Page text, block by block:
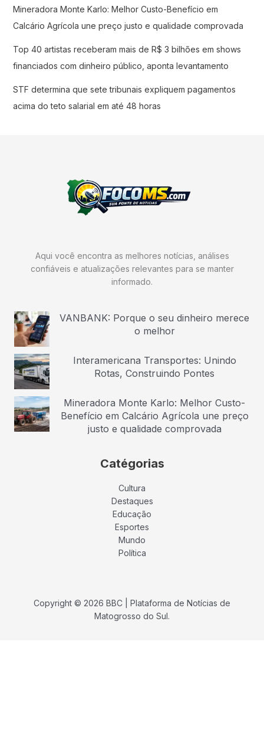
Mineradora Monte Karlo: Melhor Custo-Benefício em
Calcário Agrícola une preço justo e qualidade comprovada
Top 40 artistas receberam mais de R$ 3 bilhões em shows
financiados com dinheiro público, aponta levantamento
STF determina que sete tribunais expliquem pagamentos
acima do teto salarial em até 48 horas
Aqui você encontra as melhores notícias, análises
confiáveis e atualizações relevantes para se manter
informado.
VANBANK: Porque o seu dinheiro merece
o melhor
Interamericana Transportes: Unindo
Rotas, Construindo Pontes
Mineradora Monte Karlo: Melhor Custo-
Benefício em Calcário Agrícola une preço
justo e qualidade comprovada
Catégorias
Cultura
Destaques
Educação
Esportes
Mundo
Política
Copyright © 2026 BBC | Plataforma de Notícias de
Matogrosso do Sul.